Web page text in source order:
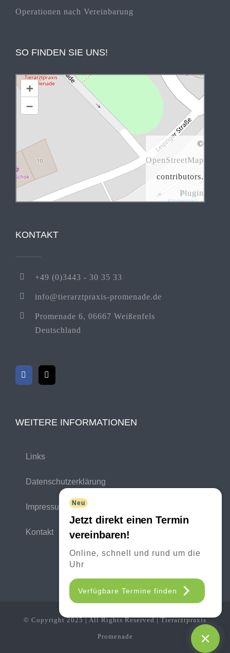
Neu
Jetzt direkt einen Termin
vereinbaren!
Online, schnell und rund um die
Uhr
Verfügbare Termine finden
Operationen nach Vereinbarung
SO FINDEN SIE UNS!
+
–
©
OpenStreetMap
contributors.
Plugin
KONTAKT
+49 (0)3443 - 30 35 33
info@tierarztpraxis-promenade.de
Promenade 6, 06667 Weißenfels
Deutschland
WEITERE INFORMATIONEN
Links
Datenschutzerklärung
Impressum
Kontakt
© Copyright 2025 | All Rights Reserved | Tierarztpraxis
Promenade